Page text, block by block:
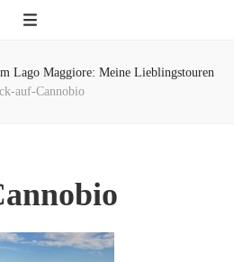
Lago Maggiore: Meine Lieblingstouren
auf-Cannobio